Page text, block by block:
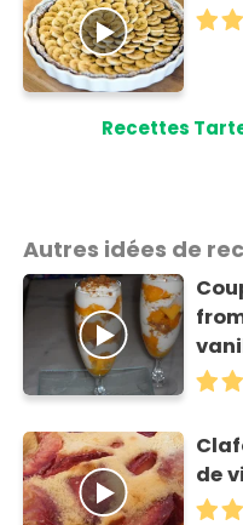
Recettes
Autres idées de
de